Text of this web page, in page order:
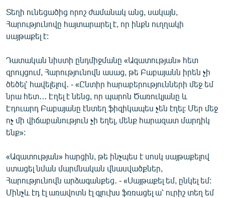
Տեղի ունեցածից որոշ ժամանակ անց, սակայն,
Հարությունովը հայտարարել է, որ ինքն ուղղակի
սայթաքել է:
Դատական նիստի ընդմիջմանը «Ազատության» հետ
զրույցում, Հարությունովն ասաց, թե Բաբայանն իրեն չի
ծեծել՝ հավելելով․ - «Ընտիր հարաբերությունների մեջ եմ
նրա հետ․․․ Էղել է նենց, որ պարոն Ծառուկյանը և
Էդուարդ Բաբայանը էնտեղ ֆիզիկապես չեն էղել: Մեր մեջ
ոչ մի վիճաբանություն չի եղել, մենք հարազատ մարդիկ
ենք»:
«Ազատության» հարցին, թե ինչպես է սոսկ սայթաքելով
ստացել նման մարմնական վնասվածքներ,
Հարությունովն արձագանքեց․ - «Սայթաքել եմ, ընկել եմ:
Մինչև էդ էլ առավոտն էլ գլուխս ֆռռացել ա՝ ուրիշ տեղ եմ